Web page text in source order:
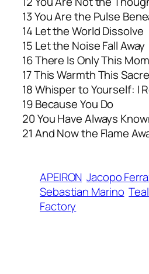
13 You Are the Pulse
14 Let the World Dissolve
15 Let the Noise Fall Away
16 There Is Only This
17 This Warmth This
18 Whisper to Yourself: I
19 Because You Do
20 You Have Always
21 And Now the Flame
APEIRON Jacopo
Sebastian Marino
Factory